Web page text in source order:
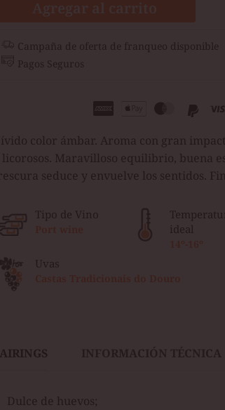
Campaña de oferta de franqueo disponible
Pagos Seguros
color ámbar. Aroma con gran
licorosos. Maravilloso equilibrio, buena
seduce y envuelve los sentidos.
Tipo de Vino
ideal
Uvas
Dulce de huevos;